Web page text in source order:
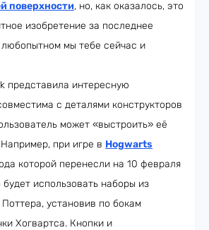
поверхности, но, как оказалось, это
изобретение за последнее
мы тебе сейчас и
представила интересную
с деталями конструкторов
может «выстроить» её
при игре в Hogwarts
которой перенесли на 10 февраля
использовать наборы из
установив по бокам
Хогвартса. Кнопки и